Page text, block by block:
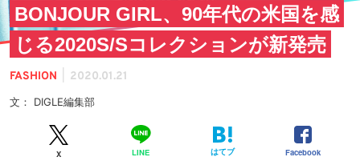
BONJOUR GIRL、90年代の米国を感
じる2020S/Sコレクションが新発売
FASHION 2020.01.21
文： DIGLE編集部
X LINE はてブ Facebook